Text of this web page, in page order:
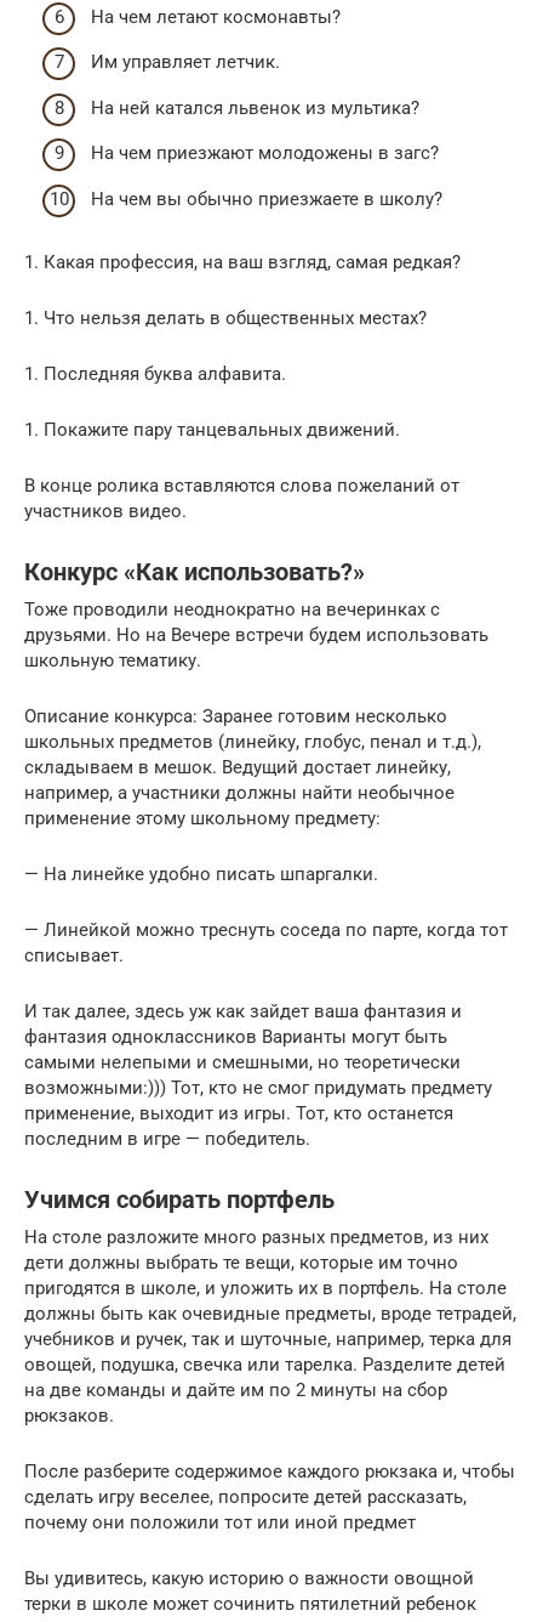
На чем летают космонавты?
Им управляет летчик.
На ней катался львенок из мультика?
На чем приезжают молодожены в загс?
На чем вы обычно приезжаете в школу?
1. Какая профессия, на ваш взгляд, самая редкая?
1. Что нельзя делать в общественных местах?
1. Последняя буква алфавита.
1. Покажите пару танцевальных движений.
В конце ролика вставляются слова пожеланий от
участников видео.
Конкурс «Как использовать?»
Тоже проводили неоднократно на вечеринках с
друзьями. Но на Вечере встречи будем использовать
школьную тематику.
Описание конкурса: Заранее готовим несколько
школьных предметов (линейку, глобус, пенал и т.д.),
складываем в мешок. Ведущий достает линейку,
например, а участники должны найти необычное
применение этому школьному предмету:
— На линейке удобно писать шпаргалки.
— Линейкой можно треснуть соседа по парте, когда тот
списывает.
И так далее, здесь уж как зайдет ваша фантазия и
фантазия одноклассников Варианты могут быть
самыми нелепыми и смешными, но теоретически
возможными:))) Тот, кто не смог придумать предмету
применение, выходит из игры. Тот, кто останется
последним в игре — победитель.
Учимся собирать портфель
На столе разложите много разных предметов, из них
дети должны выбрать те вещи, которые им точно
пригодятся в школе, и уложить их в портфель. На столе
должны быть как очевидные предметы, вроде тетрадей,
учебников и ручек, так и шуточные, например, терка для
овощей, подушка, свечка или тарелка. Разделите детей
на две команды и дайте им по 2 минуты на сбор
рюкзаков.
После разберите содержимое каждого рюкзака и, чтобы
сделать игру веселее, попросите детей рассказать,
почему они положили тот или иной предмет
Вы удивитесь, какую историю о важности овощной
терки в школе может сочинить пятилетний ребенок